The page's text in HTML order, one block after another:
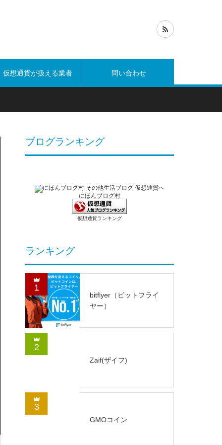
仮想通貨が扱える業者 問い合わせ
ブログランキング
にほんブログ村
仮想通貨ランキング
ランキング
1
bitflyer（ビットフライ
ヤー）
2
Zaif(ザイフ)
3
GMOコイン